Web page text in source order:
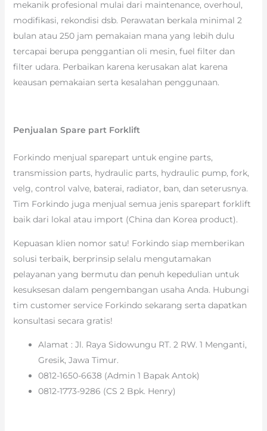
mekanik profesional mulai dari maintenance, overhoul,
modifikasi, rekondisi dsb. Perawatan berkala minimal 2
bulan atau 250 jam pemakaian mana yang lebih dulu
tercapai berupa penggantian oli mesin, fuel filter dan
filter udara. Perbaikan karena kerusakan alat karena
keausan pemakaian serta kesalahan penggunaan.
Penjualan Spare part Forklift
Forkindo menjual sparepart untuk engine parts,
transmission parts, hydraulic parts, hydraulic pump, fork,
velg, control valve, baterai, radiator, ban, dan seterusnya.
Tim Forkindo juga menjual semua jenis sparepart forklift
baik dari lokal atau import (China dan Korea product).
Kepuasan klien nomor satu! Forkindo siap memberikan
solusi terbaik, berprinsip selalu mengutamakan
pelayanan yang bermutu dan penuh kepedulian untuk
kesuksesan dalam pengembangan usaha Anda. Hubungi
tim customer service Forkindo sekarang serta dapatkan
konsultasi secara gratis!
Alamat : Jl. Raya Sidowungu RT. 2 RW. 1 Menganti,
Gresik, Jawa Timur.
0812-1650-6638 (Admin 1 Bapak Antok)
0812-1773-9286 (CS 2 Bpk. Henry)